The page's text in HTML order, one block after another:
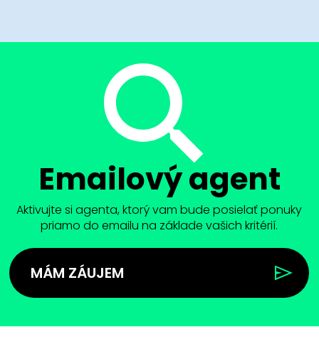
Emailový agent
Aktivujte si agenta, ktorý vam bude posielať ponuky
priamo do emailu na základe vašich kritérií.
MÁM ZÁUJEM